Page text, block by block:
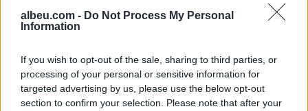
albeu.com - Do Not Process My Personal
Information
If you wish to opt-out of the sale, sharing to third parties, or
processing of your personal or sensitive information for
targeted advertising by us, please use the below opt-out
section to confirm your selection. Please note that after your
shtrihet për 5 km në territorin
grek